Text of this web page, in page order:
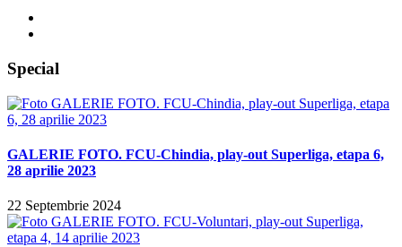
Special
GALERIE FOTO. FCU-Chindia, play-out Superliga, etapa 6,
28 aprilie 2023
22 Septembrie 2024